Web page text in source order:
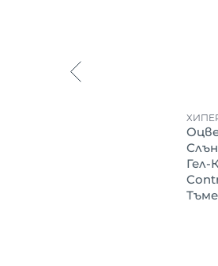
Гел-